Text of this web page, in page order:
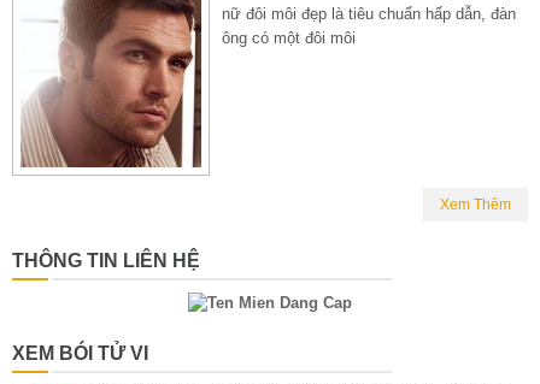
nữ đôi môi đẹp là tiêu chuẩn hấp dẫn, đàn
ông có một đôi môi
Xem Thêm
THÔNG TIN LIÊN HỆ
XEM BÓI TỬ VI